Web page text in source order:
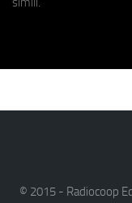
© 2015 - Radiocoop